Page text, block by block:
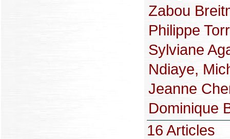
Zabou
Philippe
Sylviane
Ndiaye,
Jeanne
Dominique
16 Articles